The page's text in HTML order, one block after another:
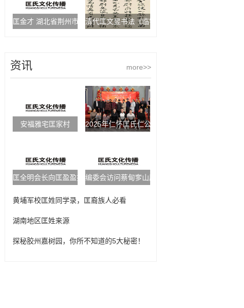
匡金才 湖北省荆州市金慧家电贸易有限公司总经理
清代匡文昱书法《临钟繇墓田丙舍帖》
more>>
资讯
安福雅宅匡家村 2025年仁怀匡氏仁公后裔新春年会
匡全明会长向匡盈盈捐款1万元编委会访问蔡甸奓山康氏宗亲
黄埔军校匡姓同学录，匡裔族人必看
湖南地区匡姓来源
探秘胶州嘉树园，你所不知道的5大秘密！